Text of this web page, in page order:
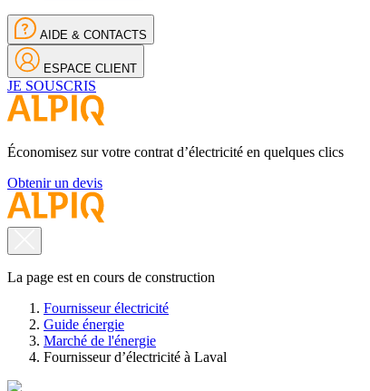
AIDE & CONTACTS
ESPACE CLIENT
JE SOUSCRIS
Économisez sur votre contrat d’électricité en quelques clics
Obtenir un devis
La page est en cours de construction
Fournisseur électricité
Guide énergie
Marché de l'énergie
Fournisseur d’électricité à Laval